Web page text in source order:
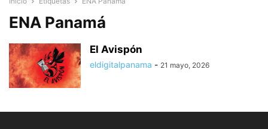
ENA Panamá
El Avispón
eldigitalpanama - 21 mayo, 2026